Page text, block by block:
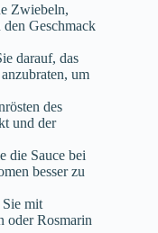
Zwiebeln,
Geschmack
darauf, das
um
des
und der
die Sauce bei
besser zu
Sie mit
oder Rosmarin